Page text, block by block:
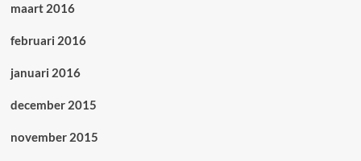
maart 2016
februari 2016
januari 2016
december 2015
november 2015